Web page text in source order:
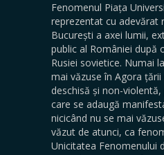
Fenomenul Piața
reprezentat cu adevărat
București a axei lumii,
public al României după
Rusiei sovietice. Numai
mai văzuse în Agora
deschisă și non-
care se adaugă
nicicând nu se mai
văzut de atunci, ca
Unicitatea Fenomenului